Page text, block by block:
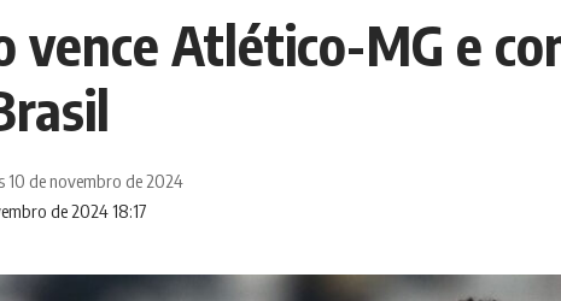
vence Atlético-MG e
de 2024 18:17
10 de novembro de 2024